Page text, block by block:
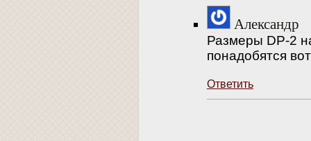
Александр
Размеры DP-2
понадобятся
Ответить